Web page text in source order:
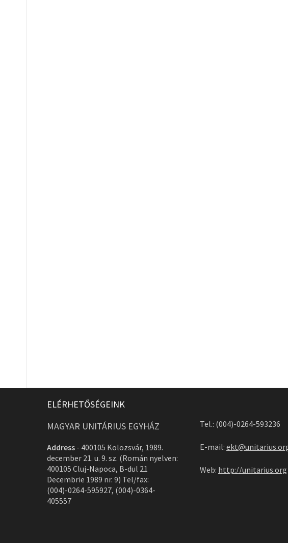
ELÉRHETŐSÉGEINK
MAGYAR UNITÁRIUS EGYHÁZ
Address - 400105 Kolozsvár, 1989.
december 21. u. 9. sz. (Román nyelven:
400105 Cluj-Napoca, B-dul 21
Decembrie 1989 nr. 9) Tel/fax:
(004)-0264-595927, (004)-0364-
405557
Tel.: (004)-0264-593236
E-mail:
Web: http://unitarius.org